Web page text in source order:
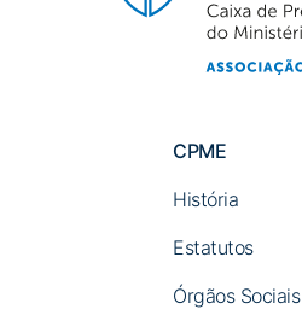
CPME
História
Estatutos
Órgãos Sociais